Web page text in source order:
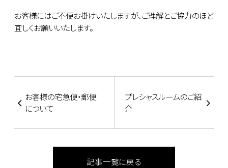
お客様にはご不便お掛けいたしますが、ご理解とご協力のほど
宜しくお願いいたします。
お客様の宅急便・郵便
について
プレシャスルームのご紹
介
記事一覧に戻る